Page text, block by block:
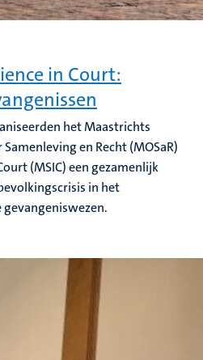
in Court:
het Maastrichts
en Recht (MOSaR)
(MSIC) een gezamenlijk
in het
gevangeniswezen.